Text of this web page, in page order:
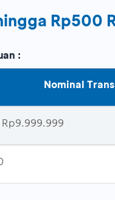
Rp500
:
Nominal